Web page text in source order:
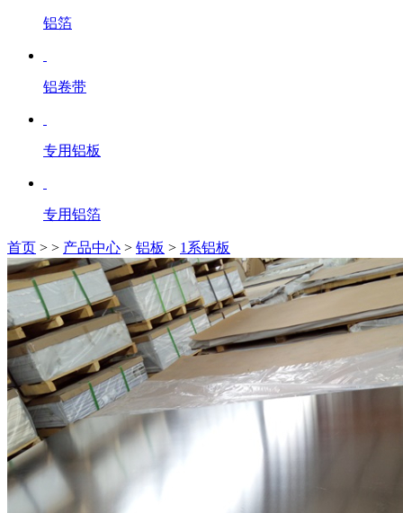
铝箔
铝卷带
专用铝板
专用铝箔
首页 > > 产品中心 > 铝板 > 1系铝板